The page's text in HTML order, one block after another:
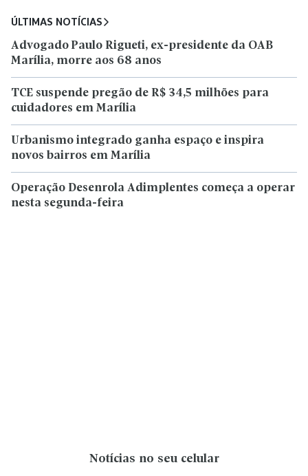
ÚLTIMAS NOTÍCIAS
Advogado Paulo Rigueti, ex-presidente da OAB
Marília, morre aos 68 anos
TCE suspende pregão de R$ 34,5 milhões para
cuidadores em Marília
Urbanismo integrado ganha espaço e inspira
novos bairros em Marília
Operação Desenrola Adimplentes começa a operar
nesta segunda-feira
Notícias no seu celular